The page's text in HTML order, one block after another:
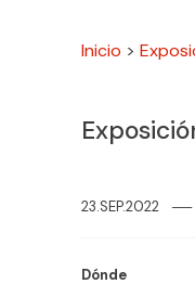
Inicio >
23.SEP.2022 ──
Dónde